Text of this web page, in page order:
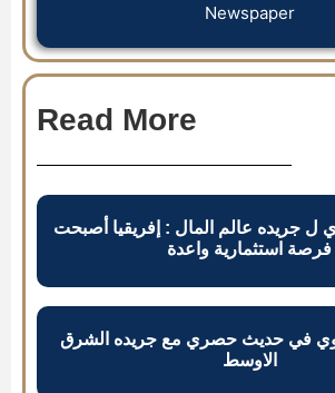
Newspaper
Read More
ل جريده عالم المال : إفريقيا أصبحت
فرصة استثمارية واعدة
في حديث حصري مع جريده الشرق
الاوسط